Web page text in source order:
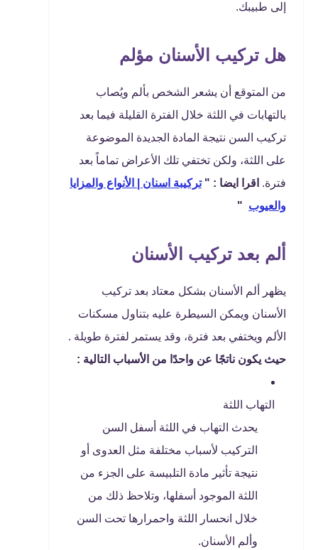
إلى طبيبك.
هل تركيب الأسنان مؤلم
من المتوقع أن يشعر الشخص بألم ويُصاب
بالتهابات في اللثة خلال الفترة القليلة فيما بعد
تركيب السن نتيجة المادة الجديدة الموضوعة
على اللثة، ولكن تختفي تلك الأعراض تماماً بعد
فترة. اقرا ايضا : "تركيبة اسنان | الأنواع والمزايا
والعيوب "
ألم بعد تركيب الأسنان
يظهر ألم الأسنان بشكل معتاد بعد تركيب
الأسنان ويمكن السيطرة عليه بتناول مسكنات
الألم ويختفي بعد فترة، وقد يستمر لفترة طويلة .
حيث يكون ناتجًا عن واحدًا من الأسباب التالية :
التهاب اللثة
يحدث التهاب في اللثة أسفل السن
التركيب لأسباب مختلفة مثل العدوى أو
نتيجة تأثير مادة التلبيسة على الجزء من
اللثة الموجود أسفلها، وتلاحظ ذلك من
خلال انحسار اللثة واحمرارها تحت السن
وألم الأسنان.